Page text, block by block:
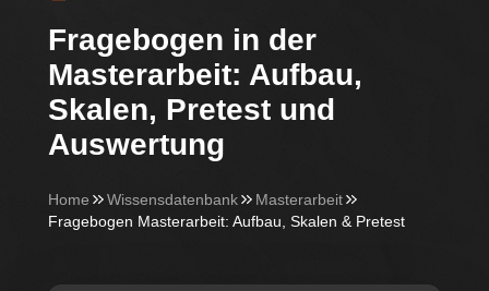
Fragebogen in der
Masterarbeit: Aufbau,
Skalen, Pretest und
Auswertung
Home Wissensdatenbank
Masterarbeit
Fragebogen Masterarbeit: Aufbau, Skalen & Pretest